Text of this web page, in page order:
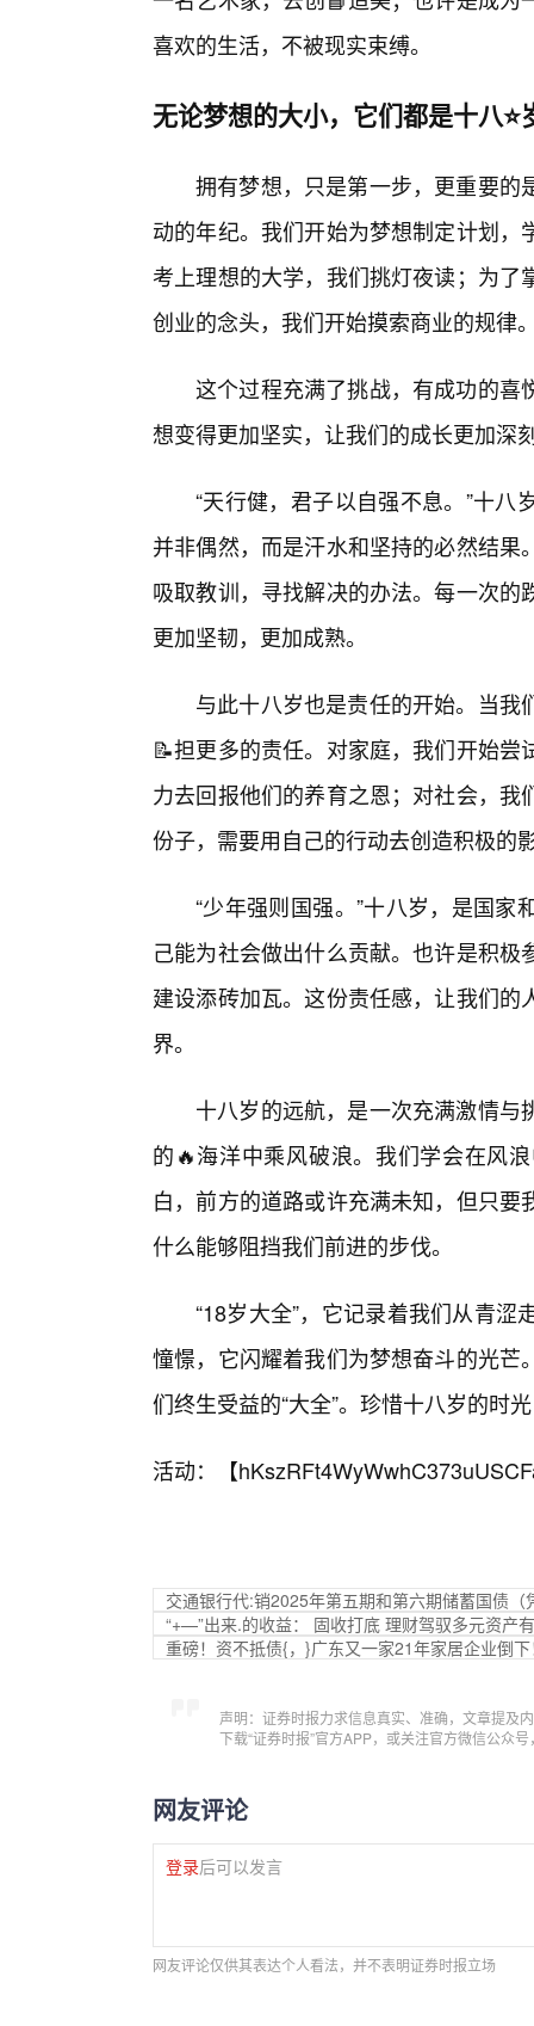
喜欢的生活，不被现实束缚。
无论梦想的大小，它们都是十八
拥有梦想，只是第一步，更重要的
动的年纪。我们开始为梦想制定计划
考上理想的大学，我们挑灯夜读；为
创业的念头，我们开始摸索商业的规律
这个过程充满了挑战，有成功的喜
想变得更加坚实，让我们的成长更加深
“天行健，君子以自强不息。”十
并非偶然，而是汗水和坚持的必然结
吸取教训，寻找解决的办法。每一次
更加坚韧，更加成熟。
与此十八岁也是责任的开始。当
📝担更多的责任。对家庭，我们开始
力去回报他们的养育之恩；对社会，
份子，需要用自己的行动去创造积极的
“少年强则国强。”十八岁，是国
己能为社会做出什么贡献。也许是积
建设添砖加瓦。这份责任感，让我们
界。
十八岁的远航，是一次充满激情
的🔥海洋中乘风破浪。我们学会在风
白，前方的道路或许充满未知，但只
什么能够阻挡我们前进的步伐。
“18岁大全”，它记录着我们从青
憧憬，它闪耀着我们为梦想奋斗的光
们终生受益的“大全”。珍惜十八岁的时
活动：【
交通银行代:销2025年第五期和第六期储蓄国债（
“+—”出来.的收益： 固收打底 理财驾驭多元资产
重磅！资不抵债{，}广东又一家21年家居企业倒
声明：证券时报力求信息真实、准确，文章提及
下载“证券时报”官方APP，或关注官方微信公众
网友评论
登录后可以发言
网友评论仅供其表达个人看法，并不表明证券时报立场